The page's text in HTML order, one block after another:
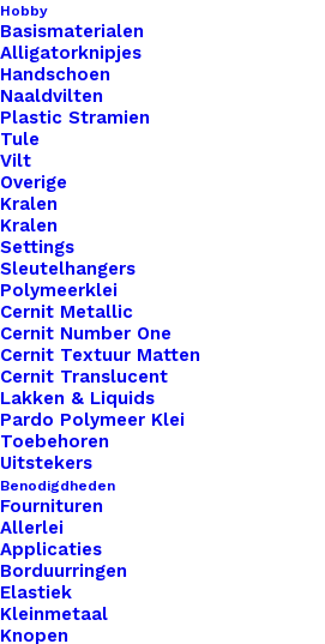
Hobby
Basismaterialen
Alligatorknipjes
Handschoen
Naaldvilten
Plastic Stramien
Tule
Vilt
Overige
Kralen
Kralen
Settings
Sleutelhangers
Polymeerklei
Cernit Metallic
Cernit Number One
Cernit Textuur Matten
Cernit Translucent
Lakken & Liquids
Pardo Polymeer Klei
Toebehoren
Uitstekers
Benodigdheden
Fournituren
Allerlei
Applicaties
Borduurringen
Elastiek
Kleinmetaal
Knopen
Artikelnummer
Categorie
Overzicht
Nog meer leuks!